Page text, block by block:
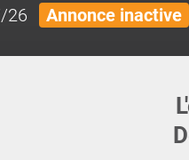
26 Annonce inactive